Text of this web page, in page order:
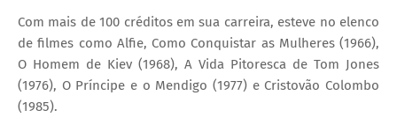
Com mais de 100 créditos em sua carreira, esteve no elenco
de filmes como Alfie, Como Conquistar as Mulheres (1966),
O Homem de Kiev (1968), A Vida Pitoresca de Tom Jones
(1976), O Príncipe e o Mendigo (1977) e Cristovão Colombo
(1985).